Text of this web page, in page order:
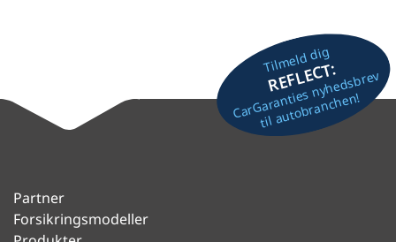
Tilmeld dig
REFLECT:
CarGaranties nyhedsbrev
til autobranchen!
Partner
Forsikringsmodeller